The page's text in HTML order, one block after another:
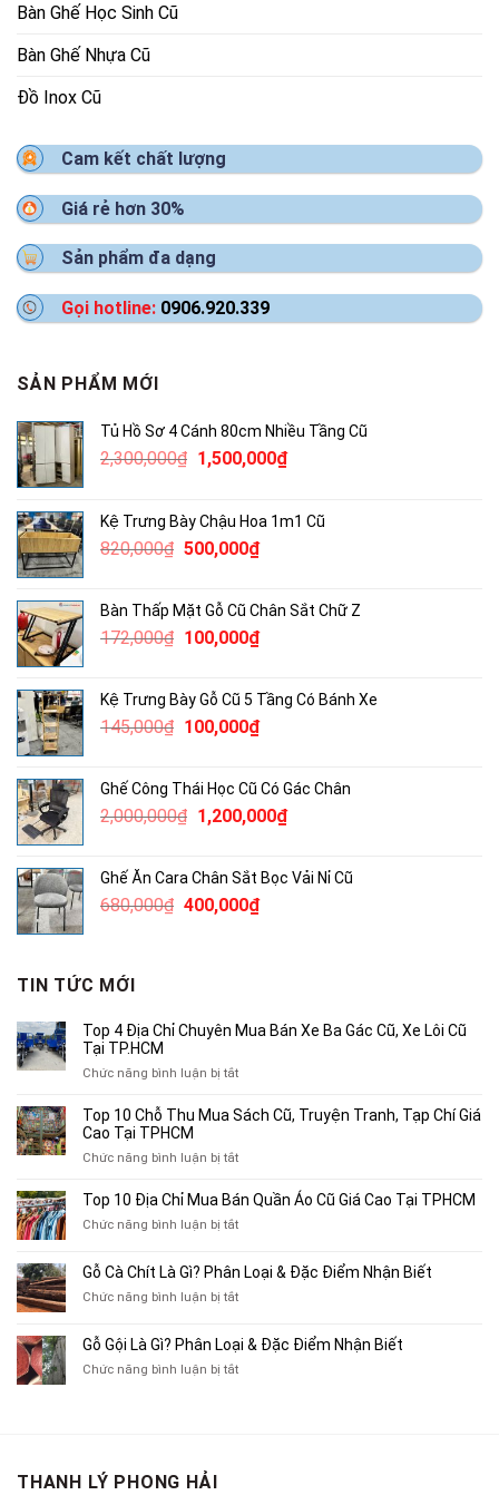
Bàn Ghế Học Sinh Cũ
Bàn Ghế Nhựa Cũ
Đồ Inox Cũ
Cam kết chất lượng
Giá rẻ hơn 30%
Sản phẩm đa dạng
Gọi hotline: 0906.920.339
SẢN PHẨM MỚI
Tủ Hồ Sơ 4 Cánh 80cm Nhiều Tầng Cũ
2,300,000₫ Giá
2,300,000₫.
1,500,000₫Giá
là:
Kệ Trưng Bày Chậu Hoa 1m1 Cũ
820,000₫ Giá
820,000₫.
500,000₫Giá
là:
500,000₫.
Bàn Thấp Mặt Gỗ Cũ Chân Sắt Chữ Z
172,000₫ Giá
172,000₫.
100,000₫Giá
là:
100,000₫.
Kệ Trưng Bày Gỗ Cũ 5 Tầng Có Bánh Xe
145,000₫ Giá
145,000₫.
100,000₫Giá
là:
100,000₫.
Ghế Công Thái Học Cũ Có Gác Chân
2,000,000₫ Giá
2,000,000₫.
1,200,000₫Giá
là:
Ghế Ăn Cara Chân Sắt Bọc Vải Nỉ Cũ
680,000₫ Giá
400,000₫Giá
TIN TỨC MỚI
Top 4 Địa Chỉ Chuyên Mua Bán Xe Ba Gác Cũ, Xe Lôi Cũ
Tại TP.HCM
Chức năng bình luận bị tắtở
4
Bán
Xe
Cũ,
Xe
Cũ
TP.HCM
Top 10 Chỗ Thu Mua Sách Cũ, Truyện Tranh, Tạp Chí Giá
Cao Tại TPHCM
Chức năng bình luận bị tắtở
10
Thu
Sách
Tạp
Chí
Top 10 Địa Chỉ Mua Bán Quần Áo Cũ Giá Cao Tại TPHCM
Chức năng bình luận bị tắtở
Địa
Chỉ
Bán
Áo
Gỗ Cà Chít Là Gì? Phân Loại & Đặc Điểm Nhận Biết
Chức năng bình luận bị tắtở
Chít
Là
Gỗ Gội Là Gì? Phân Loại & Đặc Điểm Nhận Biết
Chức năng bình luận bị tắtở
THANH LÝ PHONG HẢI